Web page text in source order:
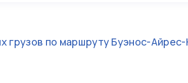
грузов по маршрутуБуэнос-